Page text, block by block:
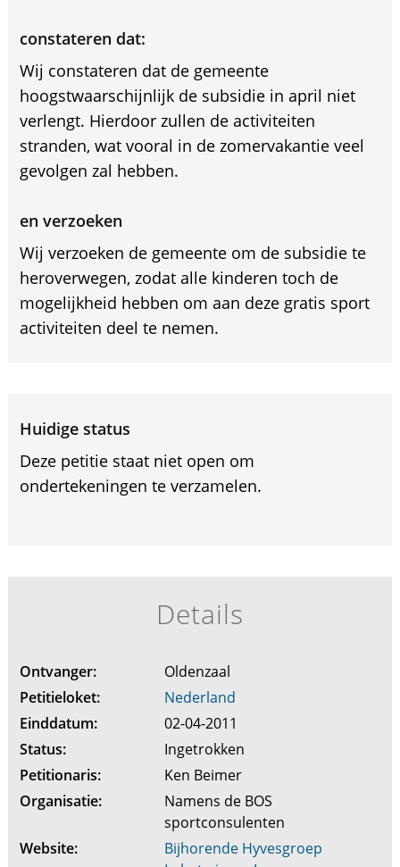
constateren dat:
Wij constateren dat de gemeente
hoogstwaarschijnlijk de subsidie in april niet
verlengt. Hierdoor zullen de activiteiten
stranden, wat vooral in de zomervakantie veel
gevolgen zal hebben.
en verzoeken
Wij verzoeken de gemeente om de subsidie te
heroverwegen, zodat alle kinderen toch de
mogelijkheid hebben om aan deze gratis sport
activiteiten deel te nemen.
Huidige status
Deze petitie staat niet open om
ondertekeningen te verzamelen.
Details
Ontvanger:
Oldenzaal
Petitieloket:
Nederland
Einddatum:
02-04-2011
Status:
Ingetrokken
Petitionaris:
Ken Beimer
Organisatie:
Namens de BOS
sportconsulenten
Website:
Bijhorende Hyvesgroep